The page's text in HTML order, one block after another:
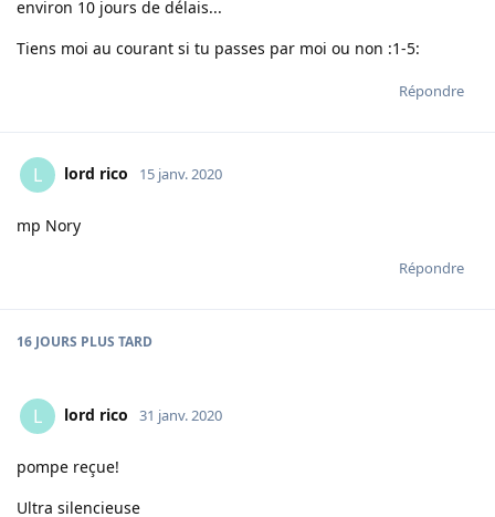
environ 10 jours de délais...
Tiens moi au courant si tu passes par moi ou non :1-5:
Répondre
L lord rico 15 janv. 2020
mp Nory
Répondre
16 JOURS PLUS TARD
L lord rico 31 janv. 2020
pompe reçue!
Ultra silencieuse